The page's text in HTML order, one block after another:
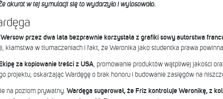
akurat w tej symulacji się to wydarzyło i wylosowało.
przez dwa lata bezprawnie korzystała z grafiki sowy autorstwa
kłamstwa w tłumaczeniach i fakt, że Weronika jako studentka prawa
za kopiowanie treści z USA, promowanie produktów wątpliwej jakości
projektu, oskarżając Wardęgę o brak honoru i budowanie zasięgów na
na poziom prywatny. Wardęga sugerował, że Friz kontroluje Weronikę, z